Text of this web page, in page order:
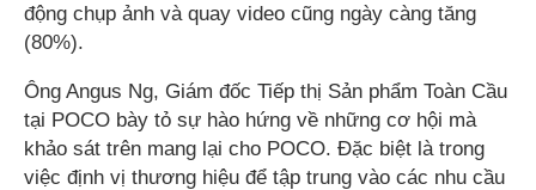
động chụp ảnh và quay video cũng ngày càng tăng
(80%).
Ông Angus Ng, Giám đốc Tiếp thị Sản phẩm Toàn Cầu
tại POCO bày tỏ sự hào hứng về những cơ hội mà
khảo sát trên mang lại cho POCO. Đặc biệt là trong
việc định vị thương hiệu để tập trung vào các nhu cầu